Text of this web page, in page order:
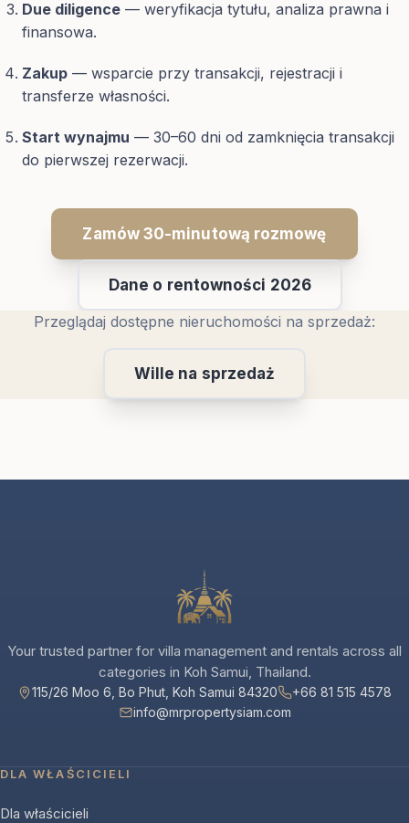
Due diligence — weryfikacja tytułu, analiza prawna i
finansowa.
Zakup — wsparcie przy transakcji, rejestracji i
transferze własności.
Start wynajmu — 30–60 dni od zamknięcia transakcji
do pierwszej rezerwacji.
Zamów 30-minutową rozmowę
Dane o rentowności 2026
Przeglądaj dostępne nieruchomości na sprzedaż:
Wille na sprzedaż
Your trusted partner for villa management and rentals across all
categories in Koh Samui, Thailand.
115/26 Moo 6, Bo Phut, Koh Samui 84320
+66 81 515 4578
info@mrpropertysiam.com
DLA WŁAŚCICIELI
Dla właścicieli